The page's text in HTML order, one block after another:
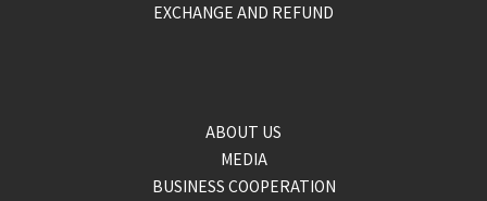
EXCHANGE AND REFUND
ABOUT US
MEDIA
BUSINESS COOPERATION